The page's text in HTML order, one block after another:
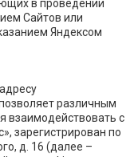
в проведении
Сайтов или
Яндексом
различным
взаимодействовать с
зарегистрирован по
д. 16 (далее –